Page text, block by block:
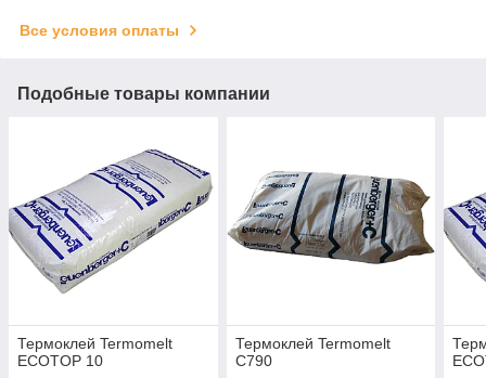
Все условия оплаты
Подобные товары компании
Термоклей Termomelt
ECOTOP 10
Термоклей Termomelt
C790